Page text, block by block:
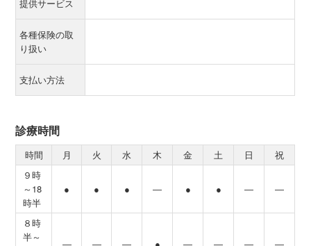
提供サービス
各種保険の取
り扱い
支払い方法
診療時間
時間 月 火 水 木 金 土 日
祝
９時
～18
時半
● ● ● ― ● ● ― ―
８時
半～